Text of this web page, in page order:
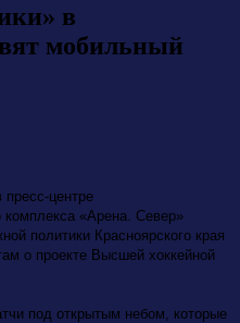
в
мобильный
центре
комплекса «Арена. Север»
политики Красноярского края
о проекте Высшей хоккейной
под открытым небом, которые